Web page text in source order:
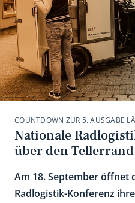
COUNTDOWN ZUR 5. AUSGABE
Nationale
über den
Am 18. September öffnet
Radlogistik-Konferenz